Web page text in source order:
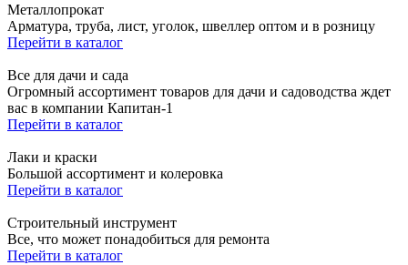
Металлопрокат
Арматура, труба, лист, уголок, швеллер оптом и в розницу
Перейти в каталог
Все для дачи и сада
Огромный ассортимент товаров для дачи и садоводства ждет
вас в компании Капитан-1
Перейти в каталог
Лаки и краски
Большой ассортимент и колеровка
Перейти в каталог
Строительный инструмент
Все, что может понадобиться для ремонта
Перейти в каталог